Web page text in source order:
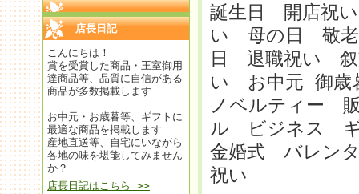
店長日記
こんにちは！
賞を受賞した商品・王室御用
達商品等、品質に自信がある
商品が多数掲載します
お中元・お歳暮等、ギフトに
最適な商品を掲載します
産地直送等、自宅にいながら
各地の味を堪能してみません
か？
店長日記はこちら >>
誕生日 開店祝
い 母の日 敬
日 退職祝い
い お中元 御
ノベルティー
ル ビジネス
金婚式 バレン
祝い